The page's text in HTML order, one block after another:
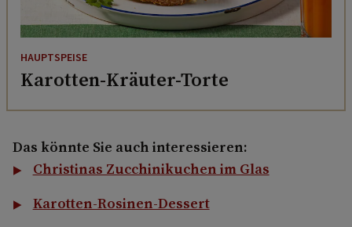
HAUPTSPEISE
Karotten-Kräuter-Torte
Das könnte Sie auch interessieren:
Christinas Zucchinikuchen im Glas
Karotten-Rosinen-Dessert